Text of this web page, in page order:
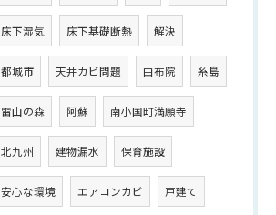
床下湿気 床下基礎断熱 解決
都城市 天井カビ問題 由布院 糸島
雷山の森 阿蘇 南小国町満願寺
北九州 建物漏水 保育施設
安心な環境 エアコンカビ 戸建て